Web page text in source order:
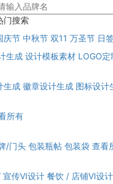
门搜索
庆节 中秋节 双11 万圣节 日
生成 设计模板素材 LOGO定
生成 徽章设计生成 图标设计
所有
/门头 包装瓶帖 包装袋 查看
宣传VI设计 餐饮 / 店铺VI设计